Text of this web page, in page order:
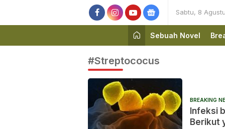
Sabtu, 8
Sebuah Novel
#Streptococus
BREAKING
Infeksi
Berikut